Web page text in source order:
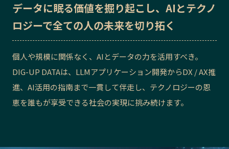
福島エリア
茨城エリア
栃木エリア
群馬エリア
埼玉エリア
千葉エリア
東京23区エリア
多摩エリア
神奈川エリア
新潟エリア
富山エリア
石川エリア
福井エリア
山梨エリア
データに眠る価値を掘り起こし、AIとテクノ
ロジーで全ての人の未来を切り拓く
個人や規模に関係なく、AIとデータの力を活用すべき。
DIG-UP DATAは、LLMアプリケーション開発からDX / AX推
進、AI活用の指南まで一貫して伴走し、テクノロジーの恩
恵を誰もが享受できる社会の実現に挑み続けます。